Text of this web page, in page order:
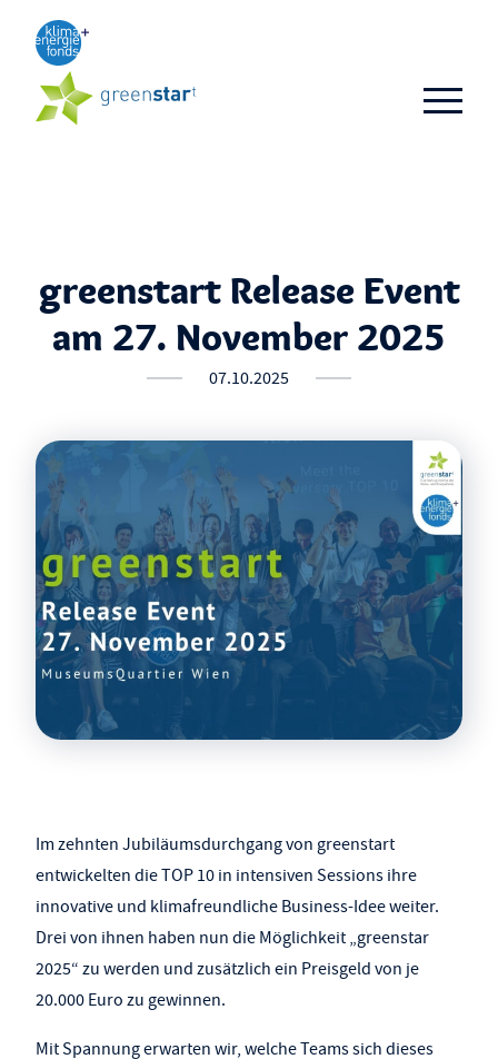
Alumni
FAQ
greenstart Release Event
am 27. November 2025
07.10.2025
Im zehnten Jubiläumsdurchgang von greenstart
entwickelten die TOP 10 in intensiven Sessions ihre
innovative und klimafreundliche Business-Idee weiter.
Drei von ihnen haben nun die Möglichkeit „greenstar
2025“ zu werden und zusätzlich ein Preisgeld von je
20.000 Euro zu gewinnen.
Mit Spannung erwarten wir, welche Teams sich dieses